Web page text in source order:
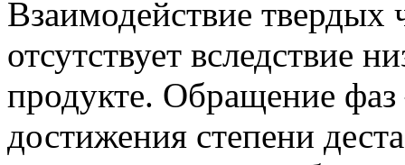
Взаимодействие твердых
отсутствует вследствие
продукте. Обращение
достижения степени